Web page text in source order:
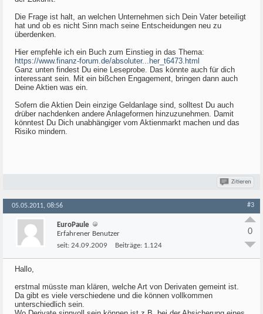
Die Frage ist halt, an welchen Unternehmen sich Dein Vater beteiligt
hat und ob es nicht Sinn mach seine Entscheidungen neu zu
überdenken.
Hier empfehle ich ein Buch zum Einstieg in das Thema:
https://www.finanz-forum.de/absoluter...her_t6473.html
Ganz unten findest Du eine Leseprobe. Das könnte auch für dich
interessant sein. Mit ein bißchen Engagement, bringen dann auch
Deine Aktien was ein.
Sofern die Aktien Dein einzige Geldanlage sind, solltest Du auch
drüber nachdenken andere Anlageformen hinzuzunehmen. Damit
könntest Du Dich unabhängiger vom Aktienmarkt machen und das
Risiko mindern.
Zitieren
05.05.2011, 08:56 #3
EuroPaule
Erfahrener Benutzer
seit: 24.09.2009 Beiträge: 1.124
0
Hallo,
erstmal müsste man klären, welche Art von Derivaten gemeint ist.
Da gibt es viele verschiedene und die können vollkommen
unterschiedlich sein.